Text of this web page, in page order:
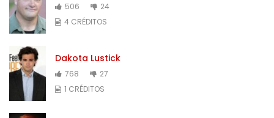
506
24
4 CRÉDITOS
Dakota Lustick
768
27
1 CRÉDITOS